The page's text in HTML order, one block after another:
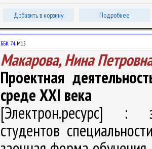
Добавить в корзину Подробнее
ББК 74.М15
Макарова, Нина
Проектная
среде ХХI века
[Электрон.ресурс] :
студентов